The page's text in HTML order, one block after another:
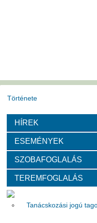
Története
Székház
Szervezeti felépítése
Választott vezetők
Tanácskozási jogú
HÍREK
ESEMÉNYEK
SZOBAFOGLALÁS
TEREMFOGLALÁS